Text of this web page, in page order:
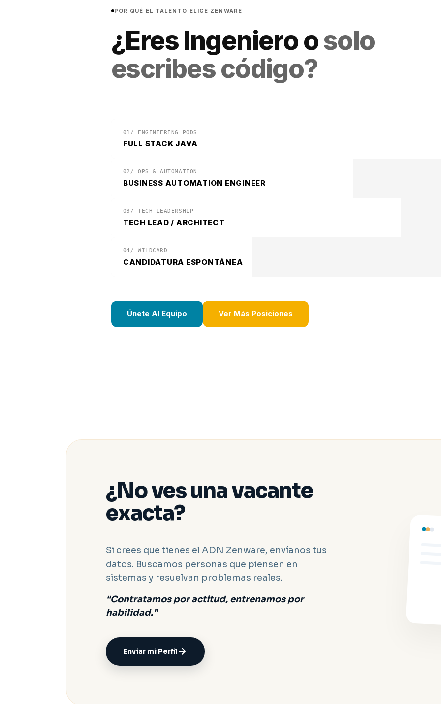
POR QUÉ EL TALENTO ELIGE ZENWARE
¿Eres Ingeniero osolo
escribes código?
01/ ENGINEERING PODS
FULL STACK JAVA
02/ OPS & AUTOMATION
BUSINESS AUTOMATION ENGINEER
03/ TECH LEADERSHIP
TECH LEAD / ARCHITECT
04/ WILDCARD
CANDIDATURA ESPONTÁNEA
Únete Al Equipo Ver Más Posiciones
¿No ves una vacante
exacta?
Si crees que tienes el ADN Zenware, envíanos tus
datos. Buscamos personas que piensen en
sistemas y resuelvan problemas reales.
"Contratamos por actitud, entrenamos por
habilidad."
Enviar mi Perfil